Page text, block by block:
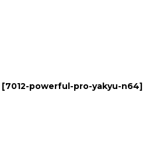
[7012-powerful-pro-yakyu-n64]